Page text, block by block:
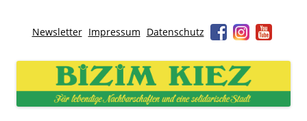
Newsletter Impressum Datenschutz
Bizim Kiez – Unser Kiez
Für lebendige Nachbarschaften und eine solidarische Stadt